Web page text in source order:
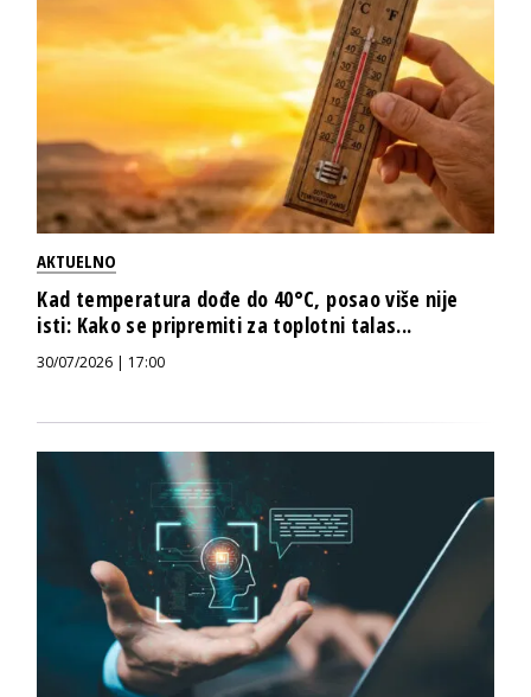
AKTUELNO
Kad temperatura dođe do 40°C, posao više nije
isti: Kako se pripremiti za toplotni talas...
30/07/2026 | 17:00